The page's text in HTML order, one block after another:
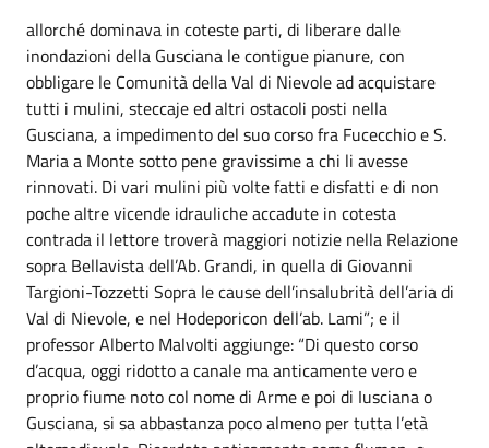
allorché dominava in coteste parti, di liberare dalle
inondazioni della Gusciana le contigue pianure, con
obbligare le Comunità della Val di Nievole ad acquistare
tutti i mulini, steccaje ed altri ostacoli posti nella
Gusciana, a impedimento del suo corso fra Fucecchio e S.
Maria a Monte sotto pene gravissime a chi li avesse
rinnovati. Di vari mulini più volte fatti e disfatti e di non
poche altre vicende idrauliche accadute in cotesta
contrada il lettore troverà maggiori notizie nella Relazione
sopra Bellavista dell’Ab. Grandi, in quella di Giovanni
Targioni-Tozzetti Sopra le cause dell’insalubrità dell’aria di
Val di Nievole, e nel Hodeporicon dell’ab. Lami”; e il
professor Alberto Malvolti aggiunge: “Di questo corso
d’acqua, oggi ridotto a canale ma anticamente vero e
proprio fiume noto col nome di Arme e poi di Iusciana o
Gusciana, si sa abbastanza poco almeno per tutta l’età